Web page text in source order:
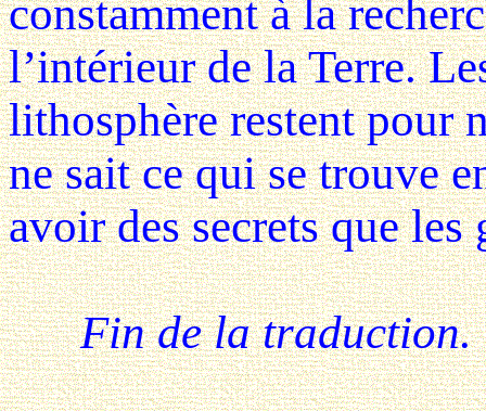
constamment à la
l’intérieur de la Terre.
lithosphère restent pour
ne sait ce qui se trouve
avoir des secrets que
Fin de la traduction.